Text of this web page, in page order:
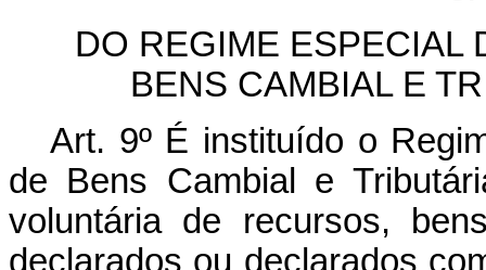
DO REGIME ESPECIAL
BENS CAMBIAL E
Art. 9º É instituído o
de Bens Cambial e
voluntária de recursos,
declarados ou declarados